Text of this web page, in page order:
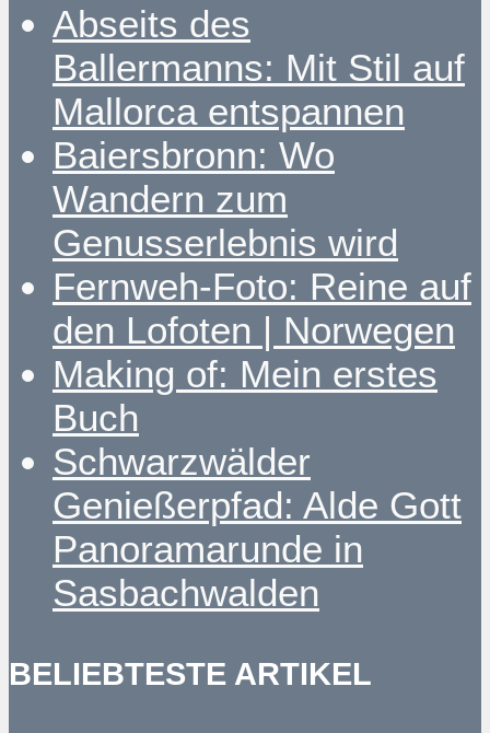
Abseits des
Ballermanns: Mit Stil auf
Mallorca entspannen
Baiersbronn: Wo
Wandern zum
Genusserlebnis wird
Fernweh-Foto: Reine auf
den Lofoten | Norwegen
Making of: Mein erstes
Buch
Schwarzwälder
Genießerpfad: Alde Gott
Panoramarunde in
Sasbachwalden
BELIEBTESTE ARTIKEL